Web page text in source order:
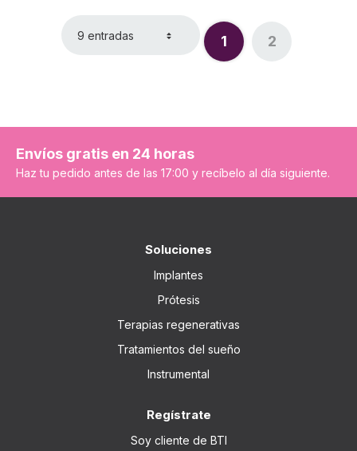
9 entradas
Página
1 Página
2
Envíos gratis en 24 horas
Haz tu pedido antes de las 17:00 y recíbelo al día siguiente.
Soluciones
Implantes
Prótesis
Terapias regenerativas
Tratamientos del sueño
Instrumental
Regístrate
Soy cliente de BTI